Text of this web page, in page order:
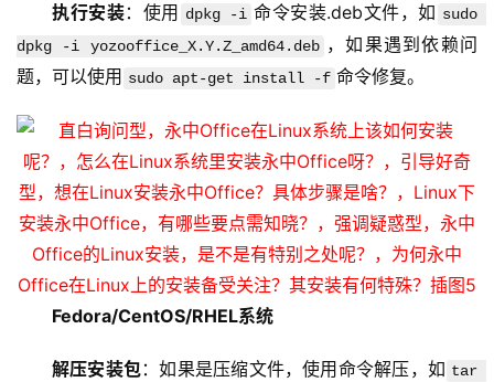
器
虚
拟
主
机
技
术
执行安装：使用 dpkg -i 命令安装.deb文件，如 sudo
dpkg -i yozooffice_X.Y.Z_amd64.deb ，如果遇到依赖问
题，可以使用 sudo apt-get install -f 命令修复。
Fedora/CentOS/RHEL系统
解压安装包：如果是压缩文件，使用命令解压，如 tar